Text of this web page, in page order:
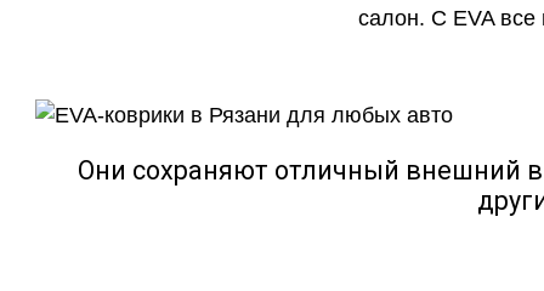
салон. С EVA все
Они сохраняют отличный внешний